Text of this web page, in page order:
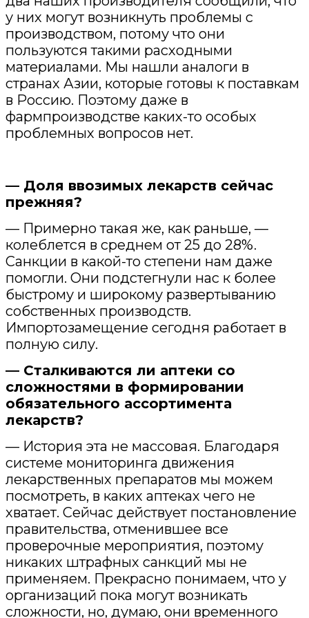
у них могут возникнуть проблемы с
производством, потому что они
пользуются такими расходными
материалами. Мы нашли аналоги в
странах Азии, которые готовы к поставкам
в Россию. Поэтому даже в
фармпроизводстве каких-то особых
проблемных вопросов нет.
— Доля ввозимых лекарств сейчас
прежняя?
— Примерно такая же, как раньше, —
колеблется в среднем от 25 до 28%.
Санкции в какой-то степени нам даже
помогли. Они подстегнули нас к более
быстрому и широкому развертыванию
собственных производств.
Импортозамещение сегодня работает в
полную силу.
— Сталкиваются ли аптеки со
сложностями в формировании
обязательного ассортимента
лекарств?
— История эта не массовая. Благодаря
системе мониторинга движения
лекарственных препаратов мы можем
посмотреть, в каких аптеках чего не
хватает. Сейчас действует постановление
правительства, отменившее все
проверочные мероприятия, поэтому
никаких штрафных санкций мы не
применяем. Прекрасно понимаем, что у
организаций пока могут возникать
сложности, но, думаю, они временного